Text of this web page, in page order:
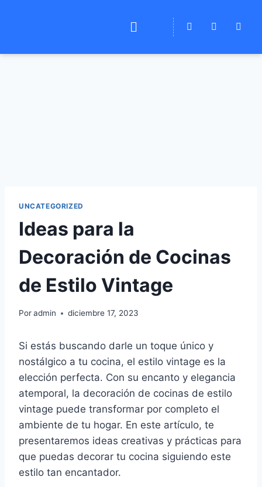
UNCATEGORIZED
Ideas para la
Decoración de Cocinas
de Estilo Vintage
Poradmin diciembre 17, 2023
Si estás buscando darle un toque único y
nostálgico a tu cocina, el estilo vintage es la
elección perfecta. Con su encanto y elegancia
atemporal, la decoración de cocinas de estilo
vintage puede transformar por completo el
ambiente de tu hogar. En este artículo, te
presentaremos ideas creativas y prácticas para
que puedas decorar tu cocina siguiendo este
estilo tan encantador.